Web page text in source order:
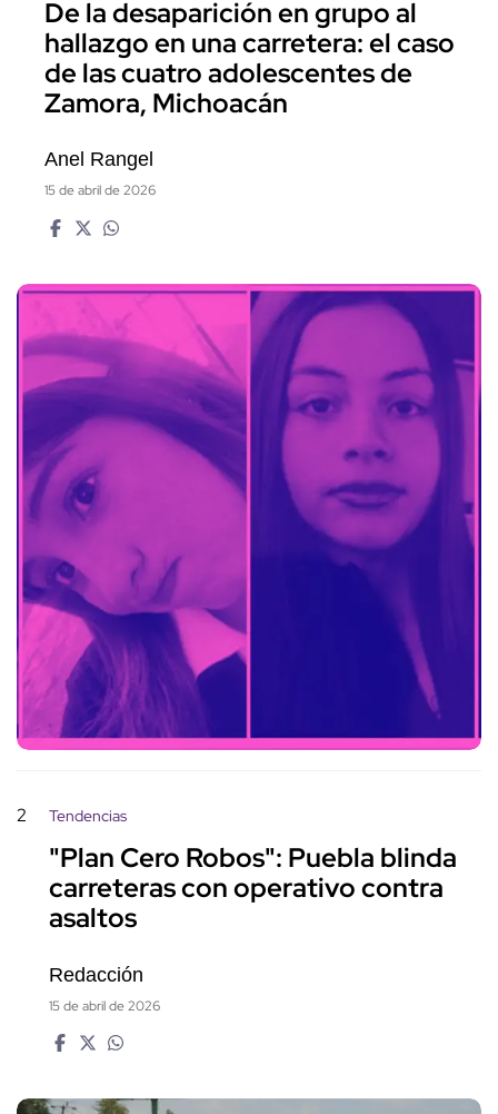
De la desaparición en grupo al
hallazgo en una carretera: el caso
de las cuatro adolescentes de
Zamora, Michoacán
Anel Rangel
15 de abril de 2026
2 Tendencias
"Plan Cero Robos": Puebla blinda
carreteras con operativo contra
asaltos
Redacción
15 de abril de 2026